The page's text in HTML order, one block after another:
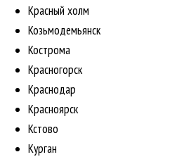
Красный холм
Козьмодемьянск
Кострома
Красногорск
Краснодар
Красноярск
Кстово
Курган